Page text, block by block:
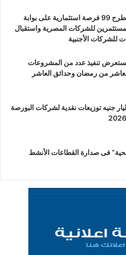
الاسكان تطرح 99 فرصة استثمارية على بوابة
للشركات المصرية واستقبال
تنفيذ عدد من المشروعات
من رمضان وحدائق العاشر
مليار جنيه توزيعات نقدية لشركات البورصة
فى صدارة القطاعات الأنشط